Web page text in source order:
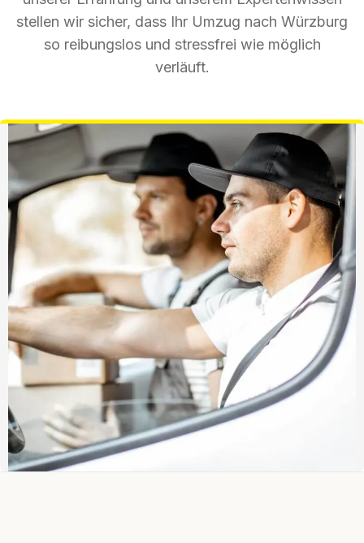
stellen wir sicher, dass Ihr Umzug nach Würzburg
so reibungslos und stressfrei wie möglich
verläuft.